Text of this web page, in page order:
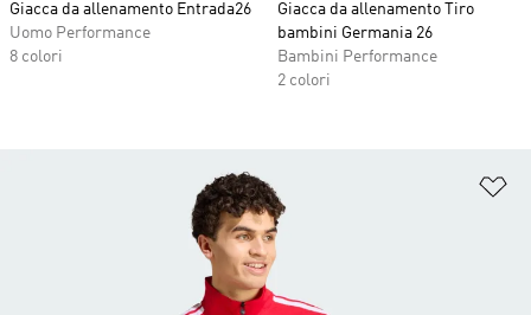
Giacca da allenamento Entrada26
Uomo Performance
8 colori
Giacca da allenamento Tiro
bambini Germania 26
Bambini Performance
2 colori